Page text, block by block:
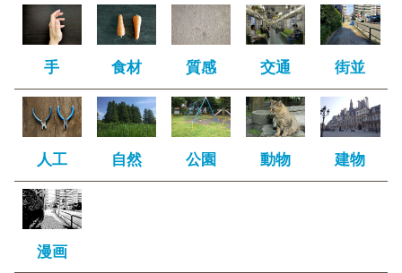
手 食材 質感 交通 街並
人工 自然 公園 動物 建物
漫画